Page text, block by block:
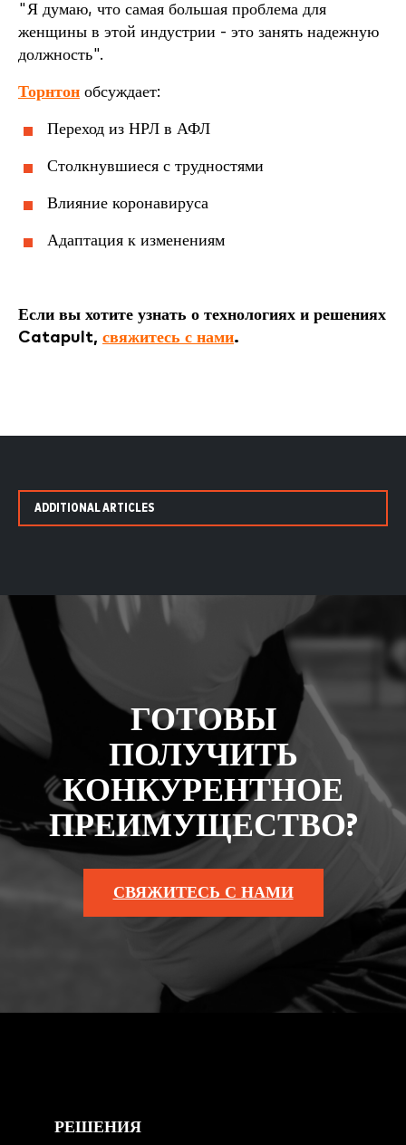
"Я думаю, что самая большая проблема для
женщины в этой индустрии - это занять надежную
должность".
Торнтон обсуждает:
Переход из НРЛ в АФЛ
Столкнувшиеся с трудностями
Влияние коронавируса
Адаптация к изменениям
Если вы хотите узнать о технологиях и решениях
Catapult, свяжитесь с нами.
ADDITIONAL ARTICLES
ГОТОВЫ
ПОЛУЧИТЬ
КОНКУРЕНТНОЕ
ПРЕИМУЩЕСТВО?
СВЯЖИТЕСЬ С НАМИ
РЕШЕНИЯ